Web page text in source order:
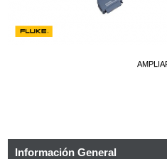
Información General